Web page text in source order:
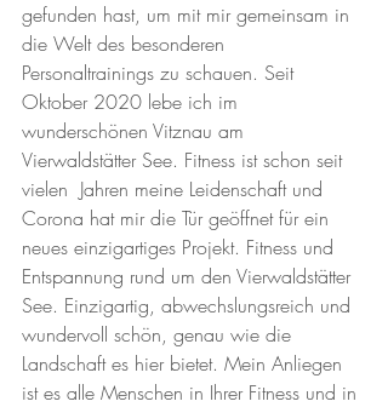
gefunden hast, um mit mir gemeinsam in
die Welt des besonderen
Personaltrainings zu schauen. Seit
Oktober 2020 lebe ich im
wunderschönen Vitznau am
Vierwaldstätter See. Fitness ist schon seit
vielen  Jahren meine Leidenschaft und
Corona hat mir die Tür geöffnet für ein
neues einzigartiges Projekt. Fitness und
Entspannung rund um den Vierwaldstätter
See. Einzigartig, abwechslungsreich und
wundervoll schön, genau wie die
Landschaft es hier bietet. Mein Anliegen
ist es alle Menschen in Ihrer Fitness und in